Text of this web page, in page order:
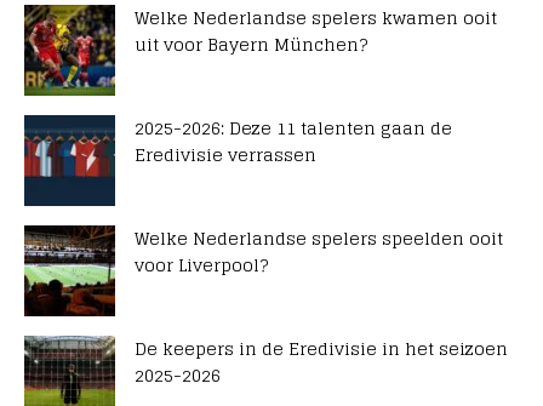
Welke Nederlandse spelers kwamen ooit
uit voor Bayern München?
2025-2026: Deze 11 talenten gaan de
Eredivisie verrassen
Welke Nederlandse spelers speelden ooit
voor Liverpool?
De keepers in de Eredivisie in het seizoen
2025-2026